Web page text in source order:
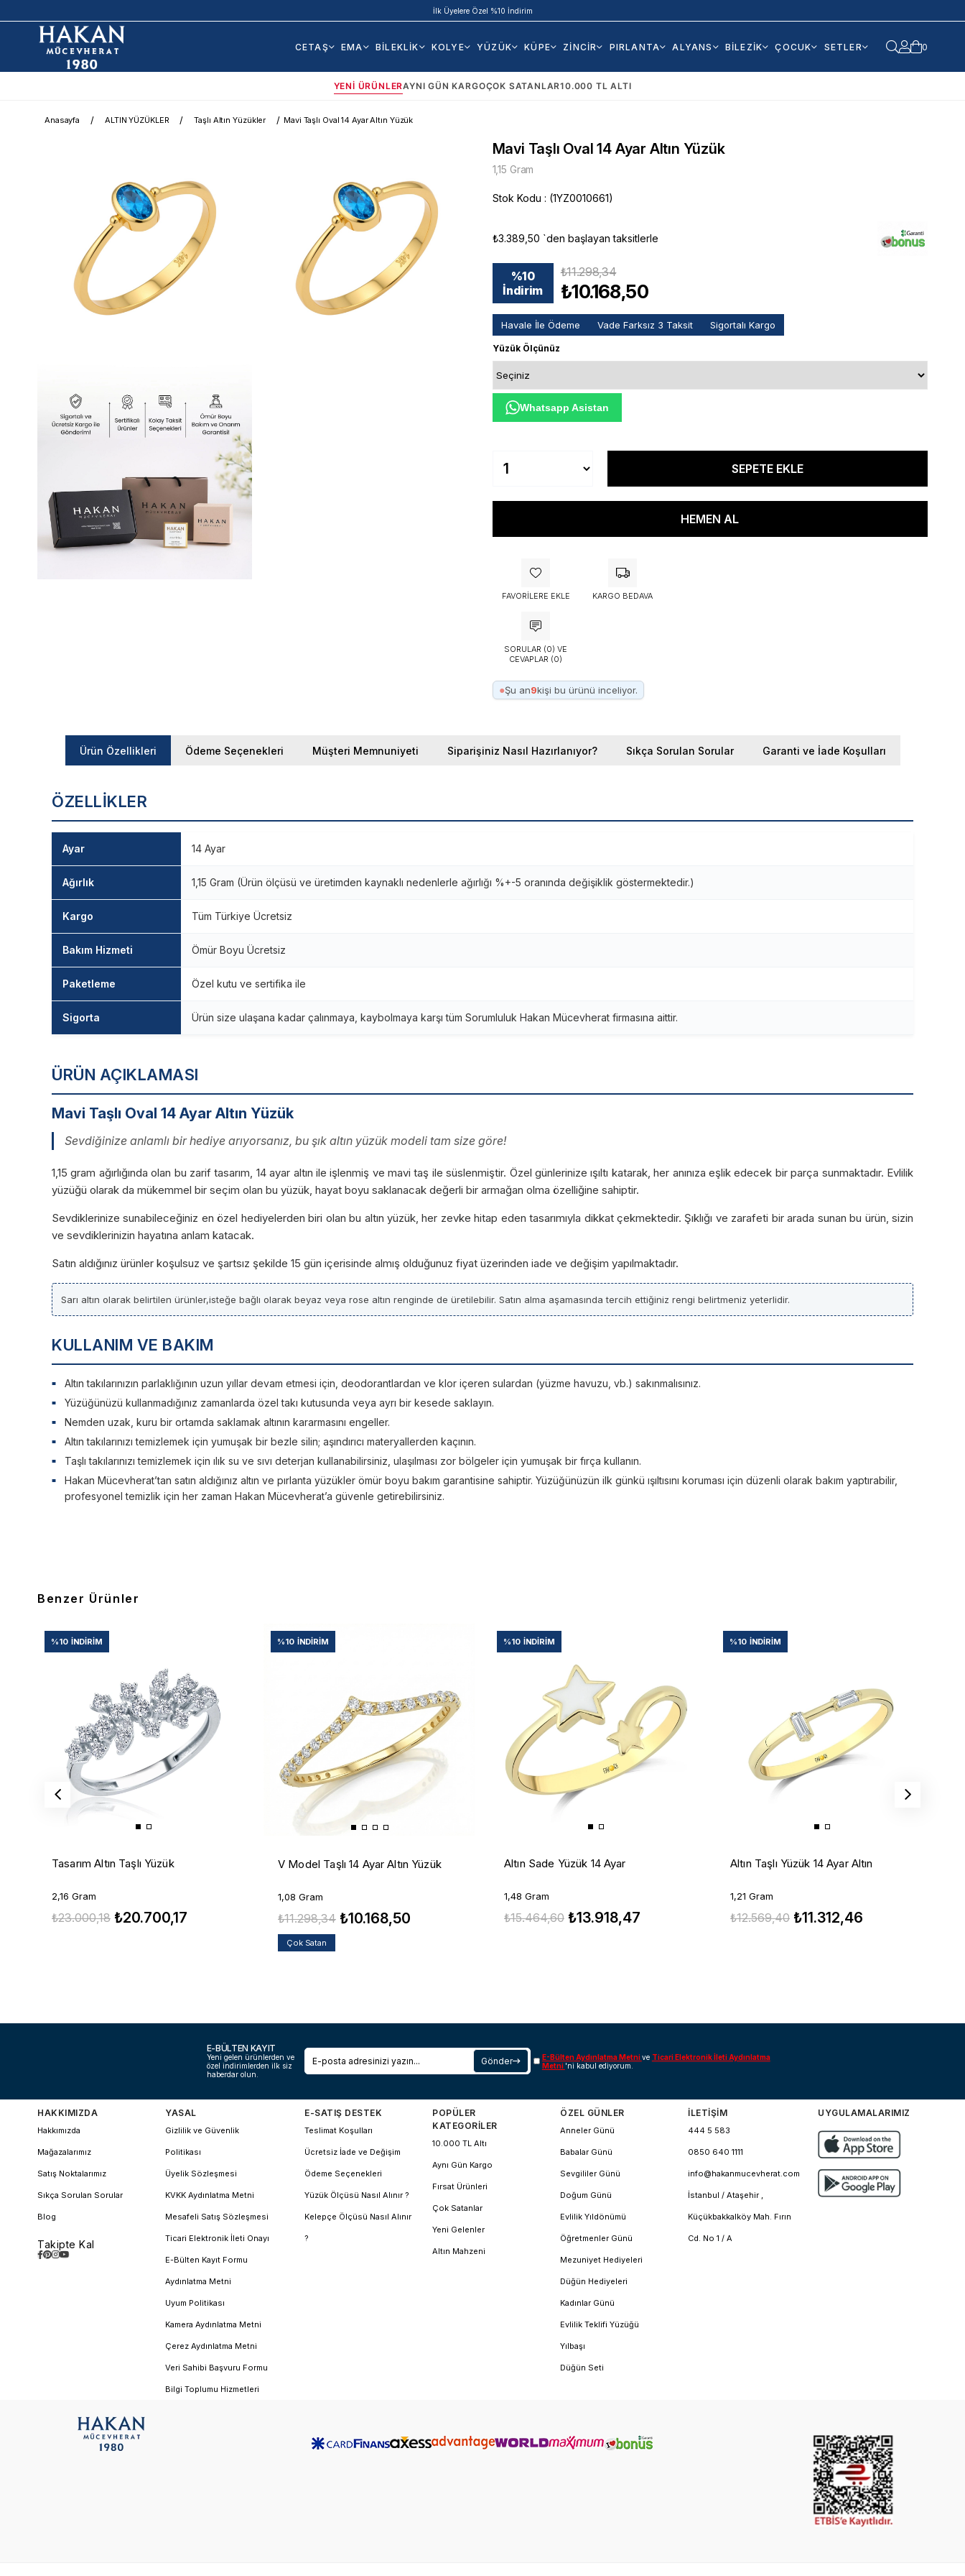
İlk Üyelere Özel %10 İndirim
CETAŞ EMA BİLEKLİK KOLYE YÜZÜK KÜPE ZİNCİR PIRLANTA ALYANS BİLEZİK ÇOCUK SETLER 0
YENI ÜRÜNLERAYNI GÜN KARGOÇOK SATANLAR10.000 TL ALTI
Anasayfa ALTIN YÜZÜKLER Taşlı Altın Yüzükler Mavi Taşlı Oval 14 Ayar Altın Yüzük
Mavi Taşlı Oval 14 Ayar Altın Yüzük
1,15 Gram
Stok Kodu (1YZ0010661)
₺3.389,50 `den başlayan taksitlerle
%10
İndirim
₺11.298,34
₺10.168,50
Havale İle Ödeme Vade Farksız 3 Taksit Sigortalı Kargo
Yüzük Ölçünüz
Whatsapp Asistan
FAVORILERE EKLE KARGO BEDAVA
SORULAR (0) VE
CEVAPLAR (0)
●Şu an9kişi bu ürünü inceliyor.
Ürün Özellikleri Ödeme Seçenekleri Müşteri Memnuniyeti Siparişiniz Nasıl Hazırlanıyor? Sıkça Sorulan Sorular Garanti ve İade Koşulları
ÜRÜN AÇIKLAMASI
Mavi Taşlı Oval 14 Ayar Altın Yüzük
Sevdiğinize anlamlı bir hediye arıyorsanız, bu şık altın yüzük modeli tam size göre!
1,15 gram ağırlığında olan bu zarif tasarım, 14 ayar altın ile işlenmiş ve mavi taş ile süslenmiştir. Özel günlerinize ışıltı katarak, her anınıza eşlik edecek bir parça sunmaktadır. Evlilik
yüzüğü olarak da mükemmel bir seçim olan bu yüzük, hayat boyu saklanacak değerli bir armağan olma özelliğine sahiptir.
Sevdiklerinize sunabileceğiniz en özel hediyelerden biri olan bu altın yüzük, her zevke hitap eden tasarımıyla dikkat çekmektedir. Şıklığı ve zarafeti bir arada sunan bu ürün, sizin
ve sevdiklerinizin hayatına anlam katacak.
Satın aldığınız ürünler koşulsuz ve şartsız şekilde 15 gün içerisinde almış olduğunuz fiyat üzerinden iade ve değişim yapılmaktadır.
Sarı altın olarak belirtilen ürünler,isteğe bağlı olarak beyaz veya rose altın renginde de üretilebilir. Satın alma aşamasında tercih ettiğiniz rengi belirtmeniz yeterlidir.
ÖZELLIKLER
Ayar 14 Ayar
Ağırlık 1,15 Gram (Ürün ölçüsü ve üretimden kaynaklı nedenlerle ağırlığı %+-5 oranında değişiklik göstermektedir.)
Kargo Tüm Türkiye Ücretsiz
Bakım Hizmeti Ömür Boyu Ücretsiz
Paketleme Özel kutu ve sertifika ile
Sigorta Ürün size ulaşana kadar çalınmaya, kaybolmaya karşı tüm Sorumluluk Hakan Mücevherat firmasına aittir.
KULLANIM VE BAKIM
Altın takılarınızın parlaklığının uzun yıllar devam etmesi için, deodorantlardan ve klor içeren sulardan (yüzme havuzu, vb.) sakınmalısınız.
Yüzüğünüzü kullanmadığınız zamanlarda özel takı kutusunda veya ayrı bir kesede saklayın.
Nemden uzak, kuru bir ortamda saklamak altının kararmasını engeller.
Altın takılarınızı temizlemek için yumuşak bir bezle silin; aşındırıcı materyallerden kaçının.
Taşlı takılarınızı temizlemek için ılık su ve sıvı deterjan kullanabilirsiniz, ulaşılması zor bölgeler için yumuşak bir fırça kullanın.
Hakan Mücevherat’tan satın aldığınız altın ve pırlanta yüzükler ömür boyu bakım garantisine sahiptir. Yüzüğünüzün ilk günkü ışıltısını koruması için düzenli olarak bakım yaptırabilir,
profesyonel temizlik için her zaman Hakan Mücevherat’a güvenle getirebilirsiniz.
Benzer Ürünler
Tasarım Altın Taşlı Yüzük
2,16 Gram
₺20.700,17
₺23.000,18
%10 İNDIRIM
V Model Taşlı 14 Ayar Altın Yüzük
1,08 Gram
₺10.168,50
₺11.298,34
Çok Satan
%10 İNDIRIM
Altın Sade Yüzük 14 Ayar
1,48 Gram
₺13.918,47
₺15.464,60
%10 İNDIRIM
Altın Taşlı Yüzük 14 Ayar Altın
1,21 Gram
₺11.312,46
₺12.569,40
%10 İNDIRIM
E-BÜLTEN KAYIT
Yeni gelen ürünlerden ve
özel indirimlerden ilk siz
haberdar olun.
Gönder E-Bülten Aydınlatma Metnive Ticari Elektronik İleti Aydınlatma
Metni 'ni kabul ediyorum.
HAKKIMIZDA
Hakkımızda
Mağazalarımız
Satış Noktalarımız
Sıkça Sorulan Sorular
Blog
Takipte Kal
YASAL
Gizlilik ve Güvenlik
Politikası
Üyelik Sözleşmesi
KVKK Aydınlatma Metni
Mesafeli Satış Sözleşmesi
Ticari Elektronik İleti Onayı
E-Bülten Kayıt Formu
Aydınlatma Metni
Uyum Politikası
Kamera Aydınlatma Metni
Çerez Aydınlatma Metni
Veri Sahibi Başvuru Formu
Bilgi Toplumu Hizmetleri
E-SATIŞ DESTEK
Teslimat Koşulları
Ücretsiz İade ve Değişim
Ödeme Seçenekleri
Yüzük Ölçüsü Nasıl Alınır ?
Kelepçe Ölçüsü Nasıl Alınır
?
POPÜLER
KATEGORİLER
10.000 TL Altı
Aynı Gün Kargo
Fırsat Ürünleri
Çok Satanlar
Yeni Gelenler
Altın Mahzeni
ÖZEL GÜNLER
Anneler Günü
Babalar Günü
Sevgililer Günü
Doğum Günü
Evlilik Yıldönümü
Öğretmenler Günü
Mezuniyet Hediyeleri
Düğün Hediyeleri
Kadınlar Günü
Evlilik Teklifi Yüzüğü
Yılbaşı
Düğün Seti
İLETİŞİM
444 5 583
0850 640 1111
info@hakanmucevherat.com
İstanbul / Ataşehir ,
Küçükbakkalköy Mah. Fırın
Cd. No 1 / A
UYGULAMALARIMIZ